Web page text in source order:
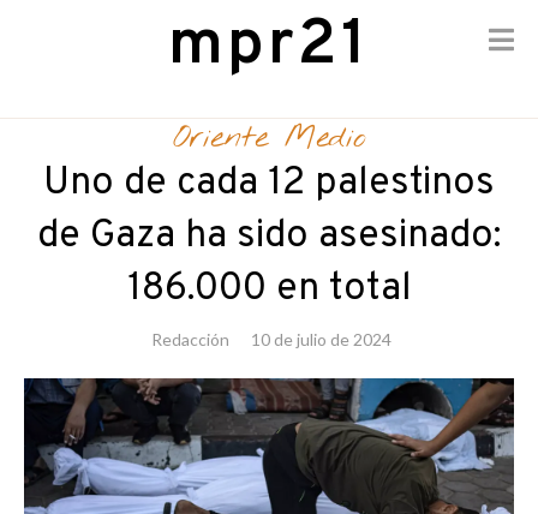
content
mpr21
Oriente Medio
Uno de cada 12 palestinos
de Gaza ha sido asesinado:
186.000 en total
Redacción 10 de julio de 2024